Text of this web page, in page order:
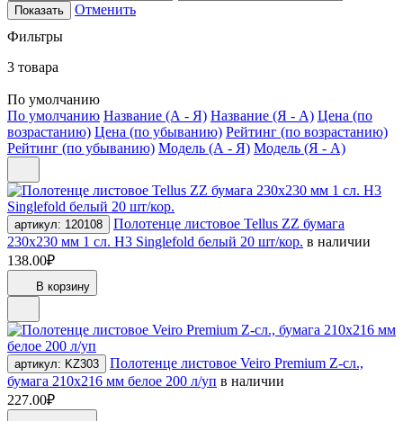
Показать
Отменить
Фильтры
3 товара
По умолчанию
По умолчанию Название (А - Я) Название (Я - А) Цена (по
возрастанию) Цена (по убыванию) Рейтинг (по возрастанию)
Рейтинг (по убыванию) Модель (А - Я) Модель (Я - А)
артикул: 120108
Полотенце листовое Tellus ZZ бумага
230х230 мм 1 сл. H3 Singlefold белый 20 шт/кор. в наличии
138.00₽
В корзину
артикул: KZ303
Полотенце листовое Veiro Premium Z-сл.,
бумага 210х216 мм белое 200 л/уп в наличии
227.00₽